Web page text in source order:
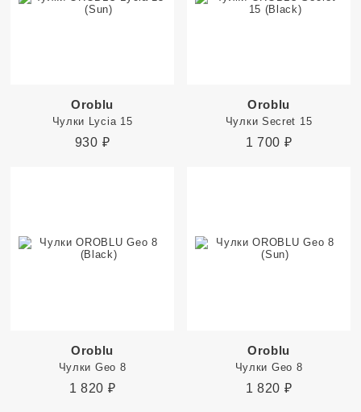
Oroblu
Чулки Lycia 15
930 ₽
Oroblu
Чулки Secret 15
1 700 ₽
Oroblu
Чулки Geo 8
1 820 ₽
Oroblu
Чулки Geo 8
1 820 ₽